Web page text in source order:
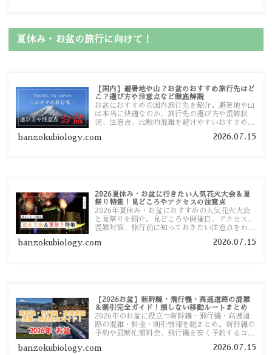
夏休み・お盆の旅行に向けて！
【国内】避暑地や山？お盆のおすすめ旅行先はど
こ？選び方や注意点など徹底解説
お盆におすすめの国内旅行先を紹介。避暑地や山
は本当に快適なのか、旅行先の選び方や混雑状
況、注意点、比較的混雑を避けやすいおすすめス
す。
banzokubiology.com 2026.07.15
2026夏休み・お盆に行きたい人気花火大会＆夏
祭り特集！見どころやアクセスの注意点
2026年夏休み・お盆におすすめの人気花火大会
と夏祭りを紹介。見どころや開催日、アクセス、
混雑対策、旅行前に知っておきたい注意点をわか
banzokubiology.com 2026.07.15
【2026お盆】新幹線・飛行機・高速道路の混雑
＆割引完全ガイド！損しない移動ルートまとめ
2026年のお盆に役立つ新幹線・飛行機・高速道
路の混雑・料金・割引情報を総まとめ。新幹線の
予約や最繁忙期料金、飛行機を安く予約するコ
い移動方法を分かりやすく解説します。
banzokubiology.com 2026.07.15